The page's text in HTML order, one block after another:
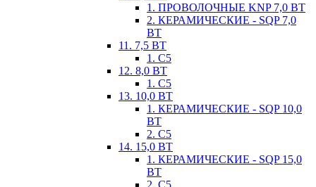
1. ПРОВОЛОЧНЫЕ KNP 7,0 ВТ
2. КЕРАМИЧЕСКИЕ - SQP 7,0
ВТ
11. 7,5 ВТ
1. С5
12. 8,0 ВТ
1. С5
13. 10,0 ВТ
1. КЕРАМИЧЕСКИЕ - SQP 10,0
ВТ
2. С5
14. 15,0 ВТ
1. КЕРАМИЧЕСКИЕ - SQP 15,0
ВТ
2. С5